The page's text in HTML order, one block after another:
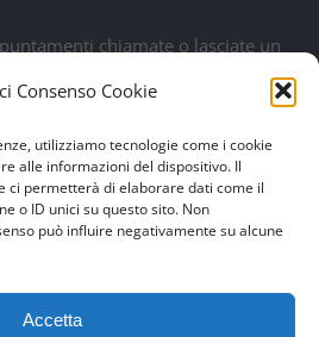
Consenso Cookie
utilizziamo tecnologie come i cookie
alle informazioni del dispositivo. Il
ci permetterà di elaborare dati come il
o ID unici su questo sito. Non
può influire negativamente su alcune
Accetta
chiamate o lasciate un
al più presto